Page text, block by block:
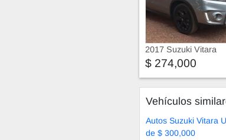
2017 Suzuki Vitara
$ 274,000
Vehículos
Autos Suzuki Vitara
de $ 300,000